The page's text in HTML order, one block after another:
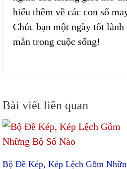
hiểu thêm về các con số
Chúc bạn một ngày tốt
mắn trong cuộc sống!
Bài viết liên quan
Bộ Đề Kép, Kép Lệch Gồm
Điều
hướng
bài
viết